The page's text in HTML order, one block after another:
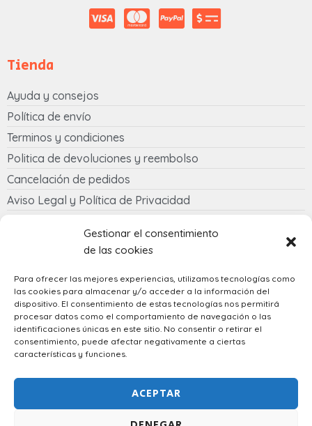
Gestionar el consentimiento
de las cookies
Para ofrecer las mejores experiencias, utilizamos tecnologías como
las cookies para almacenar y/o acceder a la información del
dispositivo. El consentimiento de estas tecnologías nos permitirá
procesar datos como el comportamiento de navegación o las
identificaciones únicas en este sitio. No consentir o retirar el
consentimiento, puede afectar negativamente a ciertas
características y funciones.
ACEPTAR
Tienda
Ayuda y consejos
Política de envío
Terminos y condiciones
Politica de devoluciones y reembolso
Cancelación de pedidos
Aviso Legal y Política de Privacidad
633 058 342
regalostowapo@gmail.com
Spanish